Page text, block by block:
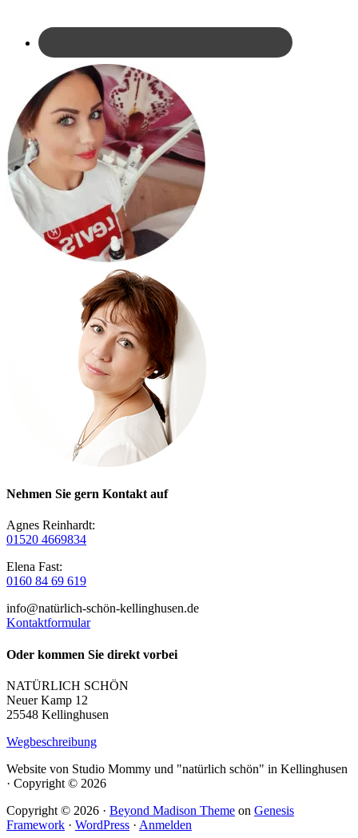
Nehmen Sie gern Kontakt auf
Agnes Reinhardt:
01520 4669834
Elena Fast:
0160 84 69 619
info@natürlich-schön-kellinghusen.de
Kontaktformular
Oder kommen Sie direkt vorbei
NATÜRLICH SCHÖN
Neuer Kamp 12
25548 Kellinghusen
Wegbeschreibung
Website von Studio Mommy und "natürlich schön" in Kellinghusen
· Copyright © 2026
Copyright © 2026 · Beyond Madison Theme on Genesis
Framework · WordPress · Anmelden